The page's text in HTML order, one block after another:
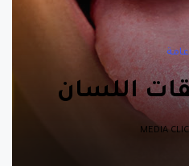
اللسان
MEDIA